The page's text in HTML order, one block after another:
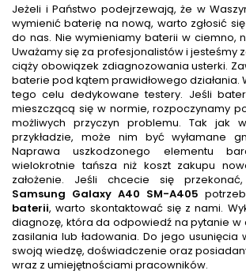
Jeżeli i Państwo podejrzewają, że w
wymienić baterię na nową, warto zgłosić
do nas. Nie wymieniamy baterii w ciemno,
Uważamy się za profesjonalistów i jesteśmy
ciąży obowiązek zdiagnozowania usterki.
baterie pod kątem prawidłowego działania.
tego celu dedykowane testery. Jeśli
mieszczącą się w normie, rozpoczynamy
możliwych przyczyn problemu. Tak jak
przykładzie, może nim być wyłamane
Naprawa uszkodzonego elementu
wielokrotnie tańsza niż koszt zakupu
założenie. Jeśli chcecie się
Samsung Galaxy A40 SM-A405
baterii, warto skontaktować się z nami.
diagnozę, która da odpowiedź na pytanie w
zasilania lub ładowania. Do jego usunięcia
swoją wiedzę, doświadczenie oraz
wraz z umiejętnościami pracowników.